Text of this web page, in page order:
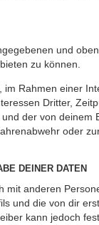
und
zu können.
Rahmen einer
Dritter,
der von deinem
oder
DEINER DATEN
mit anderen
und die von dir
kann jedoch